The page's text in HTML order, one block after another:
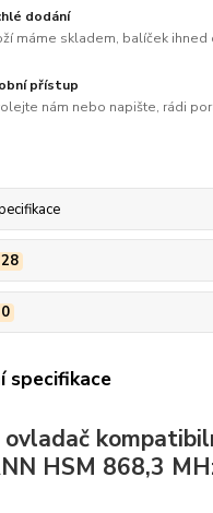
dodání
máme skladem, balíček
přístup
nám nebo napište, rádi
28
0
specifikace
HSM 868,3